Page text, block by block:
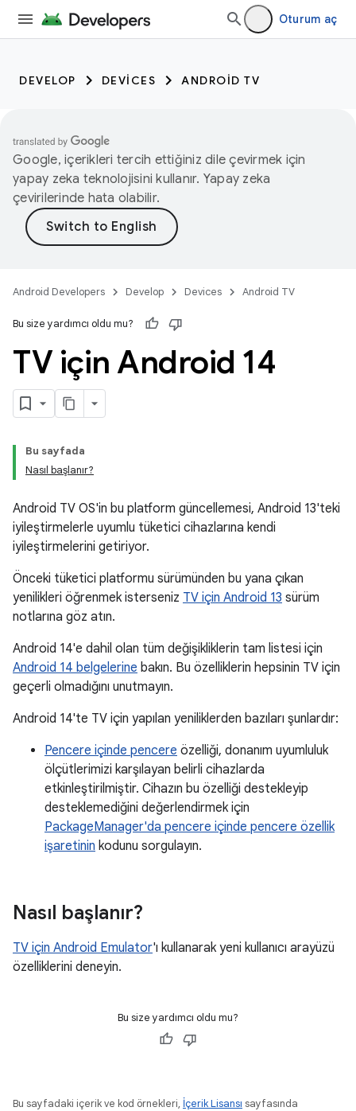
Oturum aç
DEVELOP DEVICES ANDROID TV
Google, içerikleri tercih ettiğiniz dile çevirmek için
yapay zeka teknolojisini kullanır. Yapay zeka
çevirilerinde hata olabilir.
Android Developers Develop Devices Android TV
Bu size yardımcı oldu mu?
TV için Android 14
Bu sayfada
Nasıl başlanır?
Android TV OS'in bu platform güncellemesi, Android 13'teki
iyileştirmelerle uyumlu tüketici cihazlarına kendi
iyileştirmelerini getiriyor.
Önceki tüketici platformu sürümünden bu yana çıkan
yenilikleri öğrenmek isterseniz TV için Android 13 sürüm
notlarına göz atın.
Android 14'e dahil olan tüm değişikliklerin tam listesi için
Android 14 belgelerine bakın. Bu özelliklerin hepsinin TV için
geçerli olmadığını unutmayın.
Android 14'te TV için yapılan yeniliklerden bazıları şunlardır:
Pencere içinde pencere özelliği, donanım uyumluluk
ölçütlerimizi karşılayan belirli cihazlarda
etkinleştirilmiştir. Cihazın bu özelliği destekleyip
desteklemediğini değerlendirmek için
PackageManager'da pencere içinde pencere özellik
işaretinin kodunu sorgulayın.
Nasıl başlanır?
TV için Android Emulator'ı kullanarak yeni kullanıcı arayüzü
özelliklerini deneyin.
Bu size yardımcı oldu mu?
Bu sayfadaki içerik ve kod örnekleri, İçerik Lisansı sayfasında